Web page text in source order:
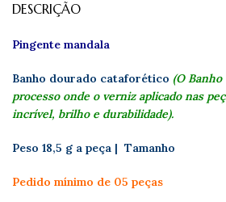
DESCRIÇÃO
Pingente mandala
Banho dourado cataforético (O
processo onde o verniz aplicado nas
incrível, brilho e durabilidade).
Peso 18,5 g a peça | Tamanho
Pedido mínimo de 05 peças